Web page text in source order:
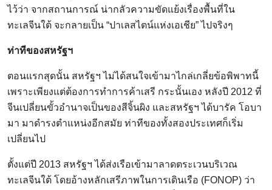
ไว้ว่า จากสถานการณ์ น่ากลัวความขัดแย้งเรื่องพื้นที่ใน
ทะเลจีนใต้ จะกลายเป็น “ปาเลสไตน์แห่งเอเชีย” ไปจริงๆ
ท่าทีของสหรัฐฯ
ตอนแรกสุดนั้น สหรัฐฯ ไม่ได้สนใจเข้ามาไกล่เกลี่ยข้อพิพาทนี้
เพราะเพียงแต่ต้องการทำการค้าเสรี กระนั้นเอง หลังปี 2012 ที่
จีนเปลี่ยนขั้วอำนาจเป็นของสีจิ้นผิง และสหรัฐฯ ได้บารัค โอบา
มา มาดำรงตำแหน่งอีกสมัย ท่าทีของทั้งสองประเทศก็เริ่ม
เปลี่ยนไป
ตั้งแต่ปี 2013 สหรัฐฯ ได้ส่งเรือเข้ามาลาดตระเวนบริเวณ
ทะเลจีนใต้ โดยอ้างหลักเสรีภาพในการเดินเรือ (FONOP) ว่า